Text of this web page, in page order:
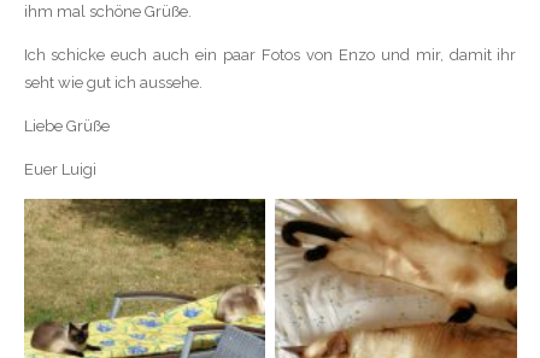
ihm mal schöne Grüße.
Ich schicke euch auch ein paar Fotos von Enzo und mir, damit ihr
seht wie gut ich aussehe.
Liebe Grüße
Euer Luigi